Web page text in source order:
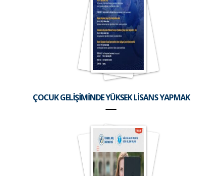
ÇOCUK GELİŞİMİNDE YÜKSEK LİSANS YAPMAK